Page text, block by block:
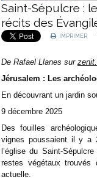
Saint-Sépulcre :
récits des
IMPRIMER
De Rafael Llanes sur
Jérusalem : Les
En découvrant un jardin
9 décembre 2025
Des fouilles
vignes poussaient il y a
l’église du Saint-
restes végétaux
actuelle.